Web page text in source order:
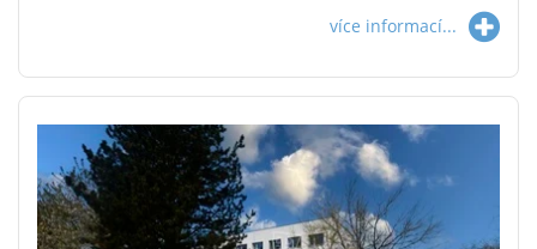
více informací...